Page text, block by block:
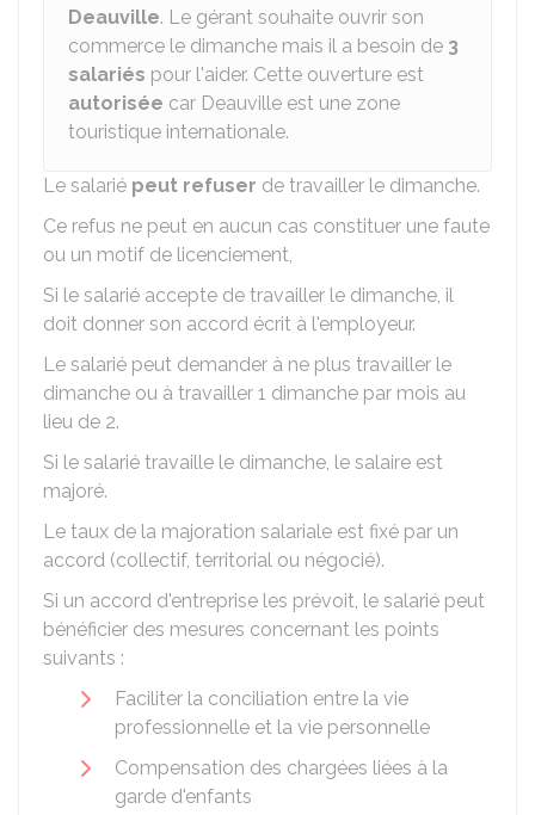
Deauville. Le gérant souhaite ouvrir son
commerce le dimanche mais il a besoin de 3
salariés pour l'aider. Cette ouverture est
autorisée car Deauville est une zone
touristique internationale.
Le salarié peut refuser de travailler le dimanche.
Ce refus ne peut en aucun cas constituer une faute
ou un motif de licenciement,
Si le salarié accepte de travailler le dimanche, il
doit donner son accord écrit à l'employeur.
Le salarié peut demander à ne plus travailler le
dimanche ou à travailler 1 dimanche par mois au
lieu de 2.
Si le salarié travaille le dimanche, le salaire est
majoré.
Le taux de la majoration salariale est fixé par un
accord (collectif, territorial ou négocié).
Si un accord d'entreprise les prévoit, le salarié peut
bénéficier des mesures concernant les points
suivants :
Faciliter la conciliation entre la vie
professionnelle et la vie personnelle
Compensation des chargées liées à la
garde d'enfants